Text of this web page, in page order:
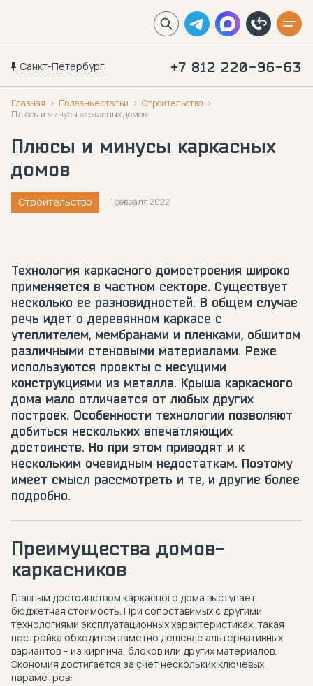
Санкт-Петербург +7 812 220-96-63
Главная Полезные статьи
Строительство
Плюсы и минусы каркасных домов
Плюсы и минусы каркасных
домов
Строительство 1 февраля 2022
Технология каркасного домостроения широко
применяется в частном секторе. Существует
несколько ее разновидностей. В общем случае
речь идет о деревянном каркасе с
утеплителем, мембранами и пленками, обшитом
различными стеновыми материалами. Реже
используются проекты с несущими
конструкциями из металла. Крыша каркасного
дома мало отличается от любых других
построек. Особенности технологии позволяют
добиться нескольких впечатляющих
достоинств. Но при этом приводят и к
нескольким очевидным недостаткам. Поэтому
имеет смысл рассмотреть и те, и другие более
подробно.
Преимущества домов-
каркасников
Главным достоинством каркасного дома выступает
бюджетная стоимость. При сопоставимых с другими
технологиями эксплуатационных характеристиках, такая
постройка обходится заметно дешевле альтернативных
вариантов – из кирпича, блоков или других материалов.
Экономия достигается за счет нескольких ключевых
параметров: